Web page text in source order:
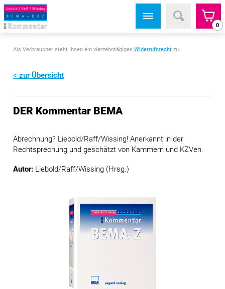
0
Als Verbraucher steht Ihnen ein vierzehntägigesWiderrufsrecht zu.
zur Übersicht
DER Kommentar BEMA
Abrechnung? Liebold/Raff/Wissing! Anerkannt in der
Rechtsprechung und geschätzt von Kammern und KZVen.
Autor: Liebold/Raff/Wissing (Hrsg.)